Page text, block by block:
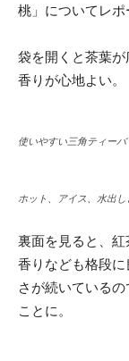
桃」についてレポ
袋を開くと茶葉
香りが心地よい。
使いやすい三角ティーバ
ホット、アイス、水出
裏面を見ると、
香りなども格段
さが続いている
ことに。